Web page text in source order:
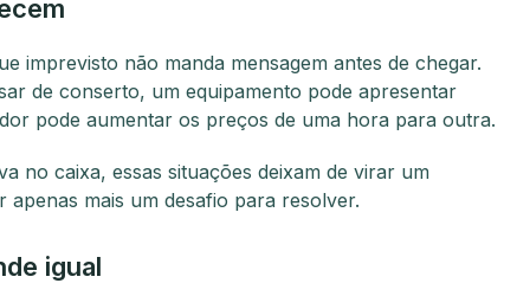
imprevisto não manda mensagem antes de chegar.
de conserto, um equipamento pode apresentar
pode aumentar os preços de uma hora para outra.
no caixa, essas situações deixam de virar um
apenas mais um desafio para resolver.
igual